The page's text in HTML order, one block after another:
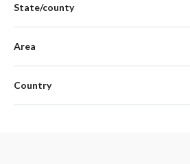
State/county
Area
Country